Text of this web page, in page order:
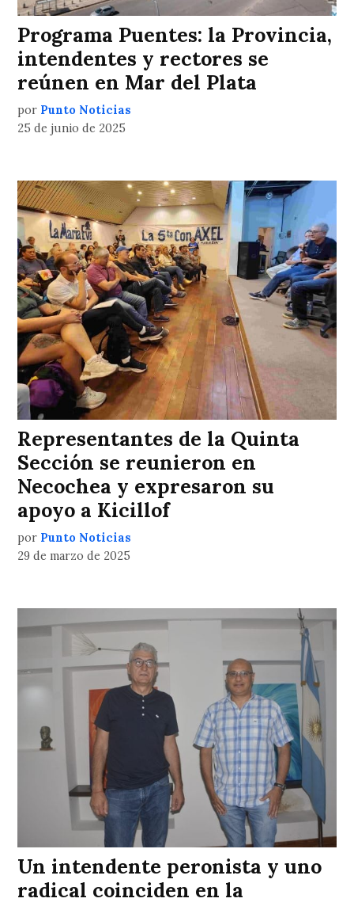
Programa Puentes: la Provincia,
intendentes y rectores se
reúnen en Mar del Plata
por Punto Noticias
25 de junio de 2025
Representantes de la Quinta
Sección se reunieron en
Necochea y expresaron su
apoyo a Kicillof
por Punto Noticias
29 de marzo de 2025
Un intendente peronista y uno
radical coinciden en la